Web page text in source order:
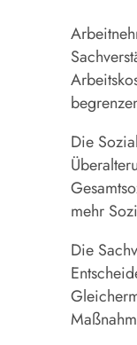
Die
mehr
Die